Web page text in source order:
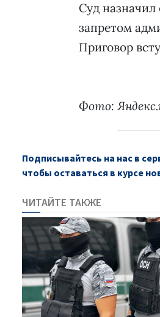
Суд назначил
запретом
Приговор
Фото:
Подписывайтесь на нас в
чтобы оставаться в курсе
ЧИТАЙТЕ ТАКЖЕ